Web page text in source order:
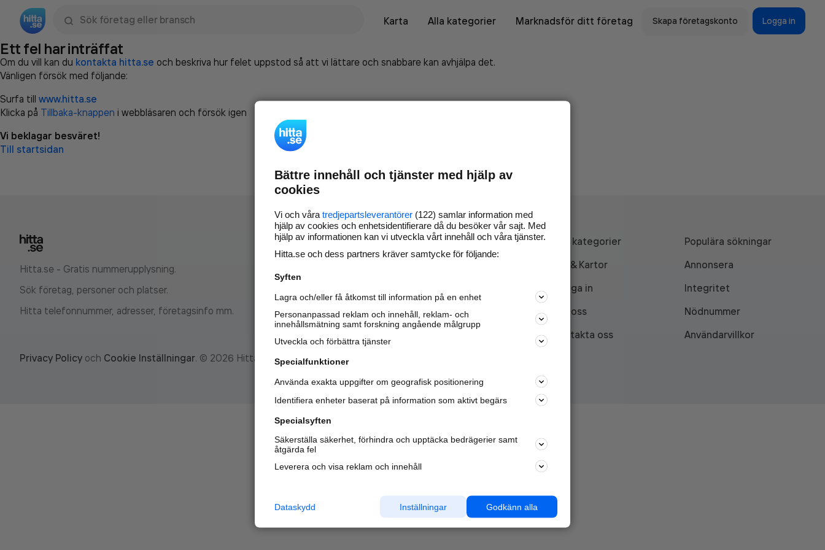
Karta
Alla kategorier Marknadsför ditt företag Skapa företagskonto Logga in
Ett fel har inträffat
Om du vill kan du kontakta hitta.se och beskriva hur felet uppstod så att vi lättare och snabbare kan avhjälpa det.
Vänligen försök med följande:
Surfa till www.hitta.se
Klicka på Tillbaka-knappen i webbläsaren och försök igen
Vi beklagar besväret!
Till startsidan
Hitta.se - Gratis nummerupplysning.
Sök företag, personer och platser.
Hitta telefonnummer, adresser, företagsinfo mm.
Marknadsför företaget på
nya kunder och
samarbetspartners nära dig.
Läs mer här
Alla kategorier
Populära sökningar
API & Kartor
Annonsera
Logga in
Integritet
Om oss
Nödnummer
Kontakta oss
Användarvillkor
Privacy Policy och Cookie Inställningar. © 2026 Hitta.se
Bättre innehåll och tjänster med hjälp av
cookies
Vi och våra tredjepartsleverantörer (122) samlar information med
hjälp av cookies och enhetsidentifierare då du besöker vår sajt. Med
hjälp av informationen kan vi utveckla vårt innehåll och våra tjänster.
Hitta.se och dess partners kräver samtycke för följande:
Syften
Lagra och/eller få åtkomst till information på en enhet
Personanpassad reklam och innehåll, reklam- och
innehållsmätning samt forskning angående målgrupp
Utveckla och förbättra tjänster
Specialfunktioner
Använda exakta uppgifter om geografisk positionering
Identifiera enheter baserat på information som aktivt begärs
Specialsyften
Säkerställa säkerhet, förhindra och upptäcka bedrägerier samt
åtgärda fel
Leverera och visa reklam och innehåll
Godkänn alla
Inställningar
Dataskydd